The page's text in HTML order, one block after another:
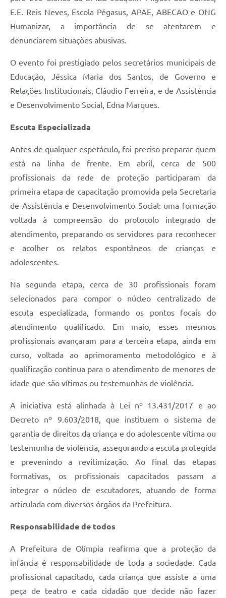
E.E. Reis Neves, Escola Pégasus, APAE, ABECAO e ONG
Humanizar, a importância de se atentarem e
denunciarem situações abusivas.
O evento foi prestigiado pelos secretários municipais de
Educação, Jéssica Maria dos Santos, de Governo e
Relações Institucionais, Cláudio Ferreira, e de Assistência
e Desenvolvimento Social, Edna Marques.
Escuta Especializada
Antes de qualquer espetáculo, foi preciso preparar quem
está na linha de frente. Em abril, cerca de 500
profissionais da rede de proteção participaram da
primeira etapa de capacitação promovida pela Secretaria
de Assistência e Desenvolvimento Social: uma formação
voltada à compreensão do protocolo integrado de
atendimento, preparando os servidores para reconhecer
e acolher os relatos espontâneos de crianças e
adolescentes.
Na segunda etapa, cerca de 30 profissionais foram
selecionados para compor o núcleo centralizado de
escuta especializada, formando os pontos focais do
atendimento qualificado. Em maio, esses mesmos
profissionais avançaram para a terceira etapa, ainda em
curso, voltada ao aprimoramento metodológico e à
qualificação contínua para o atendimento de menores de
idade que são vítimas ou testemunhas de violência.
A iniciativa está alinhada à Lei nº 13.431/2017 e ao
Decreto nº 9.603/2018, que instituem o sistema de
garantia de direitos da criança e do adolescente vítima ou
testemunha de violência, assegurando a escuta protegida
e prevenindo a revitimização. Ao final das etapas
formativas, os profissionais capacitados passam a
integrar o núcleo de escutadores, atuando de forma
articulada com diversos órgãos da Prefeitura.
Responsabilidade de todos
A Prefeitura de Olímpia reafirma que a proteção da
infância é responsabilidade de toda a sociedade. Cada
profissional capacitado, cada criança que assiste a uma
peça de teatro e cada cidadão que decide não fazer